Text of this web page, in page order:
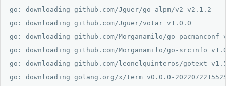
go: downloading github.com/Jguer/go-alpm/v2 v2.1.2
go: downloading github.com/Jguer/votar v1.0.0
go: downloading github.com/Morganamilo/go-pacmanconf
go: downloading github.com/Morganamilo/go-srcinfo
go: downloading github.com/leonelquinteros/gotext
go: downloading golang.org/x/term v0.0.0-